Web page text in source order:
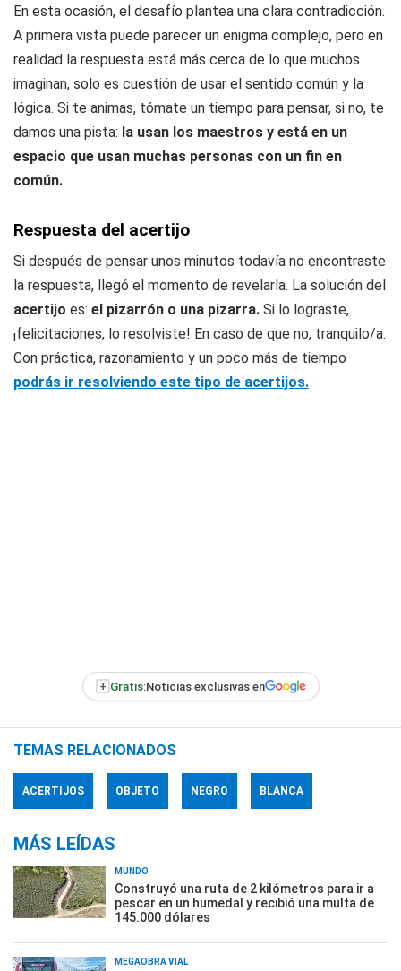
En esta ocasión, el desafío plantea una clara contradicción.
A primera vista puede parecer un enigma complejo, pero en
realidad la respuesta está más cerca de lo que muchos
imaginan, solo es cuestión de usar el sentido común y la
lógica. Si te animas, tómate un tiempo para pensar, si no, te
damos una pista: la usan los maestros y está en un
espacio que usan muchas personas con un fin en
común.
Respuesta del acertijo
Si después de pensar unos minutos todavía no encontraste
la respuesta, llegó el momento de revelarla. La solución del
acertijo es: el pizarrón o una pizarra. Si lo lograste,
¡felicitaciones, lo resolviste! En caso de que no, tranquilo/a.
Con práctica, razonamiento y un poco más de tiempo
podrás ir resolviendo este tipo de acertijos.
+ Gratis:Noticias exclusivas en
TEMAS RELACIONADOS
ACERTIJOS OBJETO NEGRO BLANCA
MÁS LEÍDAS
MUNDO
Construyó una ruta de 2 kilómetros para ir a
pescar en un humedal y recibió una multa de
145.000 dólares
MEGAOBRA VIAL